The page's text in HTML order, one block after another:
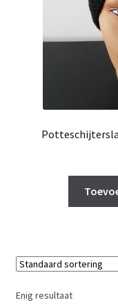
Enig resultaat